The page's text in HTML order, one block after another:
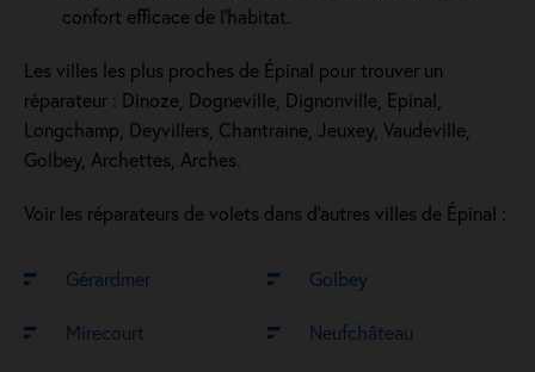
confort efficace de l'habitat.
Les villes les plus proches de Épinal pour trouver un
réparateur : Dinoze, Dogneville, Dignonville, Epinal,
Longchamp, Deyvillers, Chantraine, Jeuxey, Vaudeville,
Golbey, Archettes, Arches.
Voir les réparateurs de volets dans d’autres villes de Épinal :
Gérardmer Golbey
Mirecourt Neufchâteau